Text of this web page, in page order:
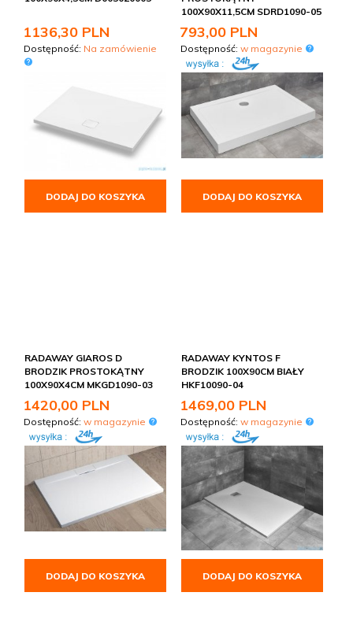
1136,30 PLN
Dostępność: Na zamówienie
DODAJ DO KOSZYKA
100X90X11,5CM SDRD1090-05
793,00 PLN
Dostępność: w magazynie
DODAJ DO KOSZYKA
RADAWAY GIAROS D
BRODZIK PROSTOKĄTNY
100X90X4CM MKGD1090-03
1420,00 PLN
Dostępność: w magazynie
DODAJ DO KOSZYKA
RADAWAY KYNTOS F
BRODZIK 100X90CM BIAŁY
HKF10090-04
1469,00 PLN
Dostępność: w magazynie
DODAJ DO KOSZYKA